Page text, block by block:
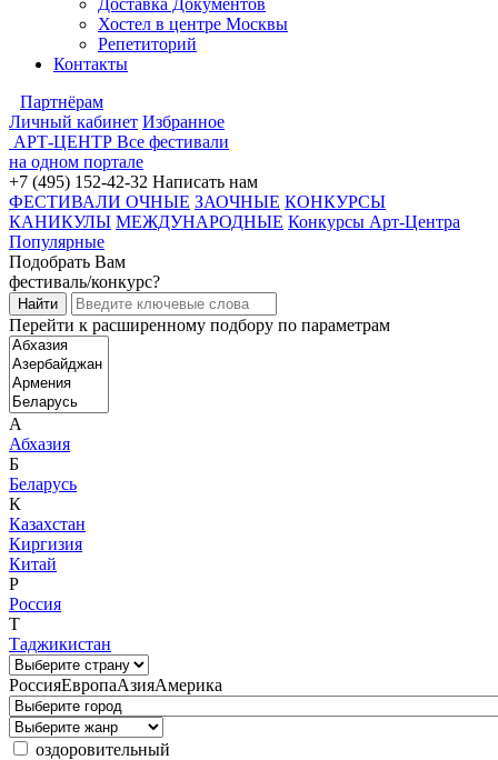
Доставка Документов
Хостел в центре Москвы
Репетиторий
Контакты
Партнёрам
Личный кабинет Избранное
АРТ-ЦЕНТР Все фестивали
на одном портале
+7 (495) 152-42-32 Написать нам
ФЕСТИВАЛИ ОЧНЫЕ ЗАОЧНЫЕ КОНКУРСЫ
КАНИКУЛЫ МЕЖДУНАРОДНЫЕ Конкурсы Арт-Центра
Популярные
Подобрать Вам
фестиваль/конкурс?
Перейти к расширенному подбору по параметрам
А
Абхазия
Б
Беларусь
К
Казахстан
Киргизия
Китай
Р
Россия
Т
Таджикистан
РоссияЕвропаАзияАмерика
оздоровительный